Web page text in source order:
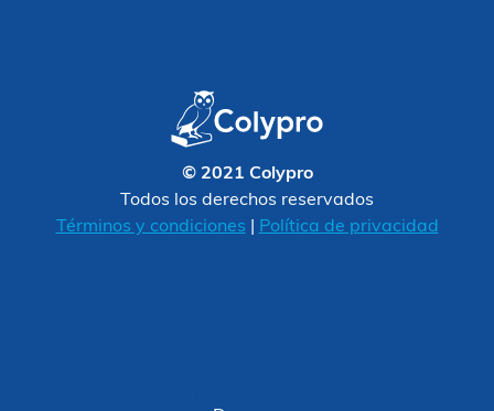
© 2021 Colypro
Todos los derechos reservados
Términos y condiciones
Política de privacidad